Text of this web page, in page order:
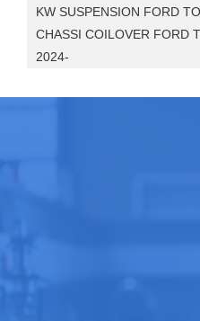
KW SUSPENSION FORD
CHASSI COILOVER FORD
2024-